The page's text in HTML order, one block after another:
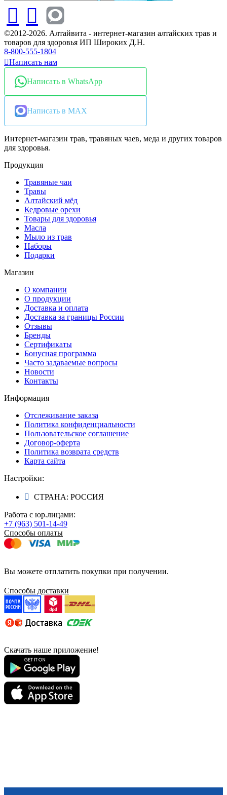
©2012-2026. Алтайвита - интернет-магазин алтайских трав и
товаров для здоровья ИП Широких Д.Н.
8-800-555-1804
Написать нам
Написать в WhatsApp
Написать в MAX
Интернет-магазин трав, травяных чаев, меда и других товаров
для здоровья.
Продукция
Травяные чаи
Травы
Алтайский мёд
Кедровые орехи
Товары для здоровья
Масла
Мыло из трав
Наборы
Подарки
Магазин
О компании
О продукции
Доставка и оплата
Доставка за границы России
Отзывы
Бренды
Сертификаты
Бонусная программа
Часто задаваемые вопросы
Новости
Контакты
Информация
Отслеживание заказа
Политика конфиденциальности
Пользовательское соглашение
Договор-оферта
Политика возврата средств
Карта сайта
Настройки:
СТРАНА: РОССИЯ
Работа с юр.лицами:
+7 (963) 501-14-49
Способы оплаты
Вы можете отплатить покупки при получении.
Способы доставки
Скачать наше приложение!